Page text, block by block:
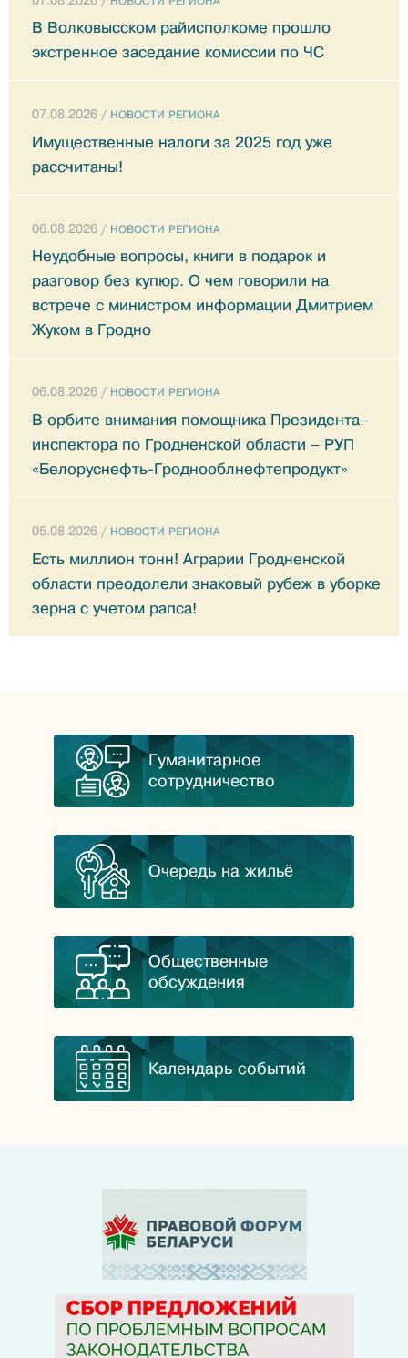
В Волковысском райисполкоме прошло
экстренное заседание комиссии по ЧС
07.08.2026 / НОВОСТИ РЕГИОНА
Имущественные налоги за 2025 год уже
рассчитаны!
06.08.2026 / НОВОСТИ РЕГИОНА
Неудобные вопросы, книги в подарок и
разговор без купюр. О чем говорили на
встрече с министром информации Дмитрием
Жуком в Гродно
06.08.2026 / НОВОСТИ РЕГИОНА
В орбите внимания помощника Президента–
инспектора по Гродненской области – РУП
«Белоруснефть-Гроднооблнефтепродукт»
05.08.2026 / НОВОСТИ РЕГИОНА
Есть миллион тонн! Аграрии Гродненской
области преодолели знаковый рубеж в уборке
зерна с учетом рапса!
Гуманитарное
сотрудничество
Очередь на жильё
Общественные
обсуждения
Календарь событий